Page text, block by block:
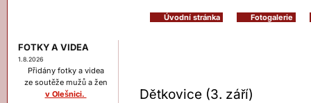
Úvodní stránka Fotogalerie
FOTKY A VIDEA
1.8.2026
Přidány fotky a videa
ze soutěže mužů a žen
v Olešnici.
Dětkovice (3. září)